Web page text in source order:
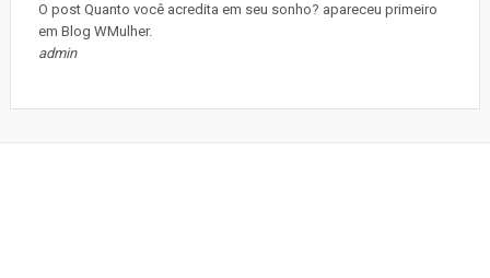
O post Quanto você acredita em seu sonho? apareceu primeiro
em Blog WMulher.
admin